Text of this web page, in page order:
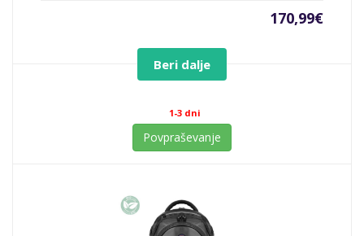
170,99€
Beri dalje
1-3 dni
Povpraševanje